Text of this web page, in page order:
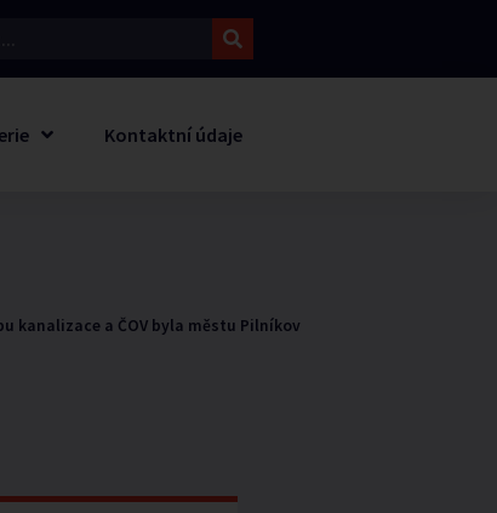
Kontaktní údaje
kanalizace a ČOV byla městu Pilníkov